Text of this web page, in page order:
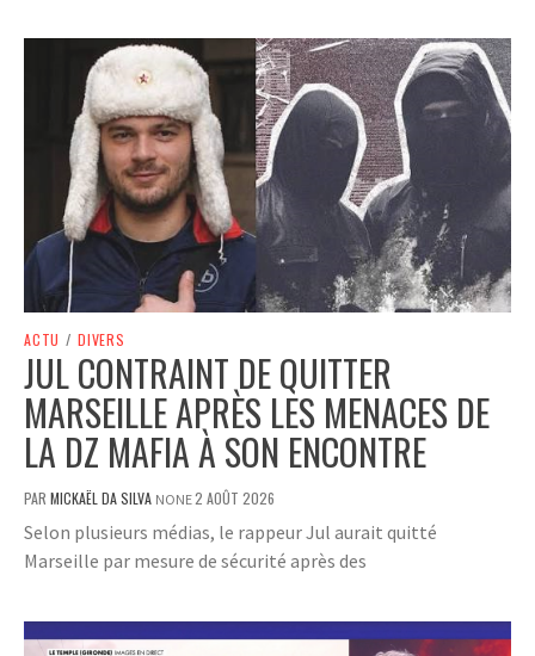
ACTU / DIVERS
JUL CONTRAINT DE QUITTER
MARSEILLE APRÈS LES MENACES DE
LA DZ MAFIA À SON ENCONTRE
PAR MICKAËL DA SILVA NONE2 AOÛT 2026
Selon plusieurs médias, le rappeur Jul aurait quitté
Marseille par mesure de sécurité après des